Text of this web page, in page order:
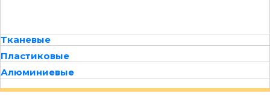
Тканевые
Пластиковые
Алюминиевые